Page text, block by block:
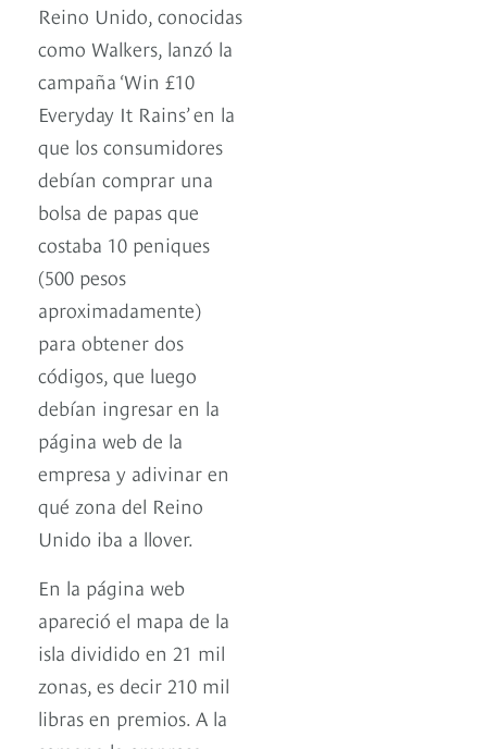
Reino Unido, conocidas
como Walkers, lanzó la
campaña ‘Win £10
Everyday It Rains’ en la
que los consumidores
debían comprar una
bolsa de papas que
costaba 10 peniques
(500 pesos
aproximadamente)
para obtener dos
códigos, que luego
debían ingresar en la
página web de la
empresa y adivinar en
qué zona del Reino
Unido iba a llover.
En la página web
apareció el mapa de la
isla dividido en 21 mil
zonas, es decir 210 mil
libras en premios. A la